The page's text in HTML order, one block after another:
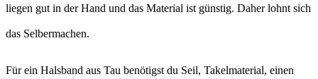
liegen gut in der Hand und das Material ist günstig. Daher lohnt sich
das Selbermachen.
Für ein Halsband aus Tau benötigst du Seil, Takelmaterial, einen